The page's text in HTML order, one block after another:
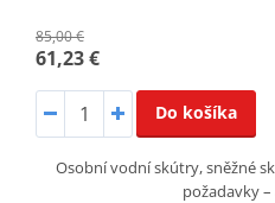
85,00 €
61,23 €
Do košíka
Osobní vodní skútry, sněžné
požadavky